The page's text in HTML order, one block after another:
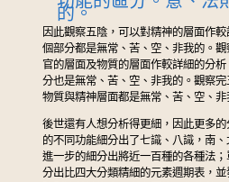
的。
因此觀察五陰，可以對精神的層面作
個部分都是無常、苦、空、非我的。
官的層面及物質的層面作較詳細的分
分也是無常、苦、空、非我的。觀察
物質與精神層面都是無常、苦、空、非
後世還有人想分析得更細，因此更多
的不同功能細分出了七識、八識，南
進一步的細分出將近一百種的各種法
分出比四大分類精細的元素週期表，